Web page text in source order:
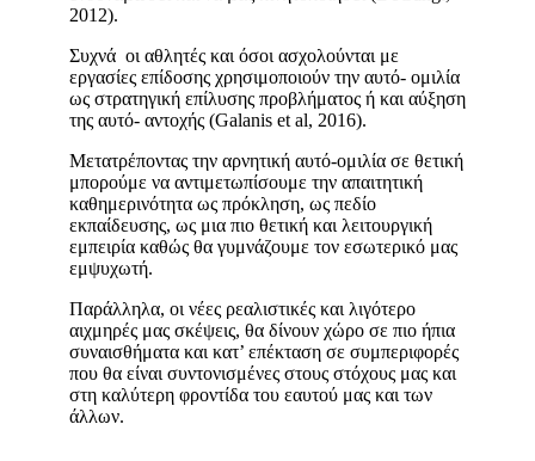
2012).
Συχνά οι αθλητές και όσοι ασχολούνται με
εργασίες επίδοσης χρησιμοποιούν την αυτό- ομιλία
ως στρατηγική επίλυσης προβλήματος ή και αύξηση
της αυτό- αντοχής (Galanis et al, 2016).
Μετατρέποντας την αρνητική αυτό-ομιλία σε θετική
μπορούμε να αντιμετωπίσουμε την απαιτητική
καθημερινότητα ως πρόκληση, ως πεδίο
εκπαίδευσης, ως μια πιο θετική και λειτουργική
εμπειρία καθώς θα γυμνάζουμε τον εσωτερικό μας
εμψυχωτή.
Παράλληλα, οι νέες ρεαλιστικές και λιγότερο
αιχμηρές μας σκέψεις, θα δίνουν χώρο σε πιο ήπια
συναισθήματα και κατ’ επέκταση σε συμπεριφορές
που θα είναι συντονισμένες στους στόχους μας και
στη καλύτερη φροντίδα του εαυτού μας και των
άλλων.